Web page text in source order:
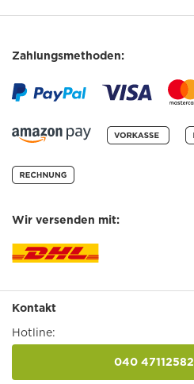
Zahlungsmethoden:
Wir versenden mit:
Kontakt
Hotline:
040 47112582